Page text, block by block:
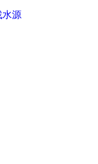
水源